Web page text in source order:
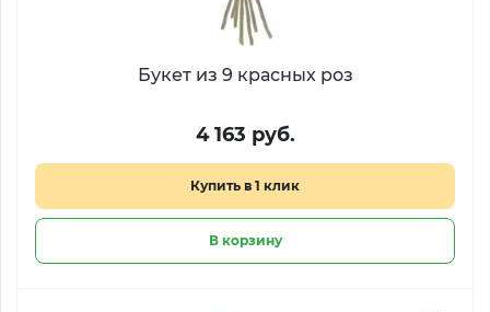
Букет из 9 красных роз
4 163 руб.
Купить в 1 клик
В корзину